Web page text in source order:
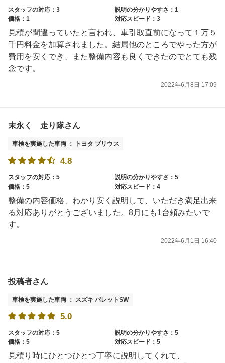
スタッフの対応：3
説明の分かりやすさ：1
価格：1
対応スピード：3
見積が間違っていたと言われ、車引取直前になって１万５
千円料金を加算されました。結局他のところでやった方が
費用を安くでき、また整備内容も良くできたのでとても残
念です。
2022年6月8日 17:09
末永く 走り隊さん
車検を実施した車両 ： トヨタ プリウス
4.8
スタッフの対応：5
説明の分かりやすさ：5
価格：5
対応スピード：4
整備の内容価格、わかり安く説明して、いただき満足出来
る対応ありがとうございました。8月にも1台頼みたいで
す。
2022年6月1日 16:40
投稿者さん
車検を実施した車両 ： スズキ パレットSW
5.0
スタッフの対応：5
説明の分かりやすさ：5
価格：5
対応スピード：5
見積り時にひとつひとつ丁寧に説明してくれて、